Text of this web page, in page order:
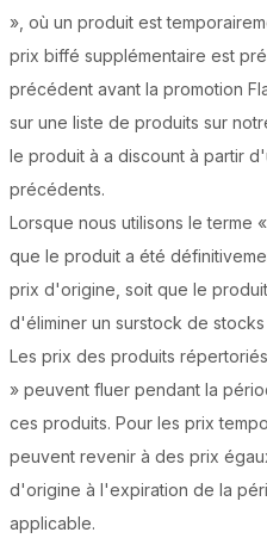
», où un produit est
prix biffé supplémentaire est
précédent avant la promotion
sur une liste de produits sur
le produit à a discount à partir
précédents.
Lorsque nous utilisons le terme
que le produit a été
prix d'origine, soit que le
d'éliminer un surstock de
Les prix des produits
» peuvent fluer pendant la
ces produits. Pour les prix
peuvent revenir à des prix
d'origine à l'expiration de la
applicable.